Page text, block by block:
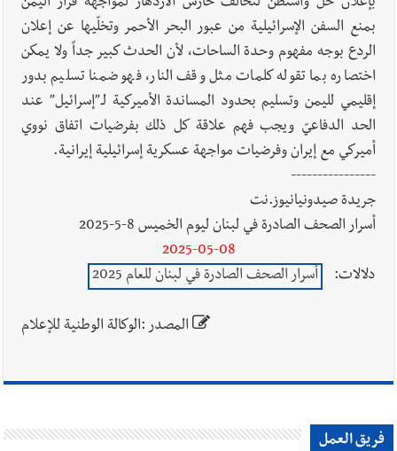
بمنع السفن الإسرائيلية من عبور البحر الأحمر وتخلّيها عن إعلان
الردع بوجه مفهوم وحدة الساحات، لأن الحدث كبير جداً ولا يمكن
اختصاره بما تقوله كلمات مثل وقف النار، فهو ضمنا تسليم بدور
إقليمي لليمن وتسليم بحدود المساندة الأميركية لـ”إسرائيل” عند
الحد الدفاعيّ ويجب فهم علاقة كل ذلك بفرضيات اتفاق نووي
أميركي مع إيران وفرضيات مواجهة عسكرية إسرائيلية إيرانية.
----------------
جريدة صيدونيانيوز.نت
أسرار الصحف الصادرة في لبنان ليوم الخميس 8-5-2025
2025-05-08
دلالات:
أسرار الصحف الصادرة في لبنان للعام 2025
المصدر :الوكالة الوطنية للإعلام
فريق العمل